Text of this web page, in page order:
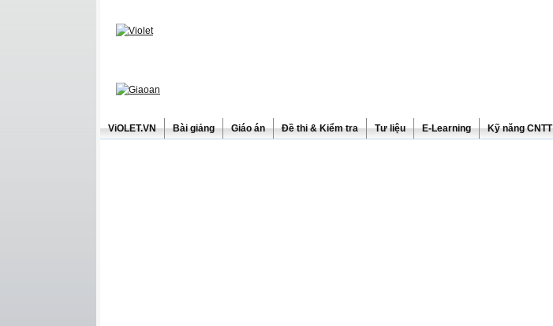
ViOLET.VN Bài giảng Giáo án Đề thi & Kiểm tra Tư liệu E-Learning Kỹ năng CNTT